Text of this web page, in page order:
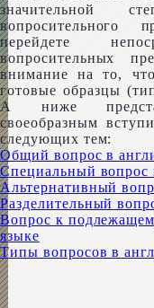
значительной
перейдете
вопросительных
внимание на то,
готовые образцы
А ниже
своеобразным
следующих тем:
Общий вопрос в
Специальный вопрос
Альтернативный
Разделительный
Вопрос к
языке
Типы вопросов в